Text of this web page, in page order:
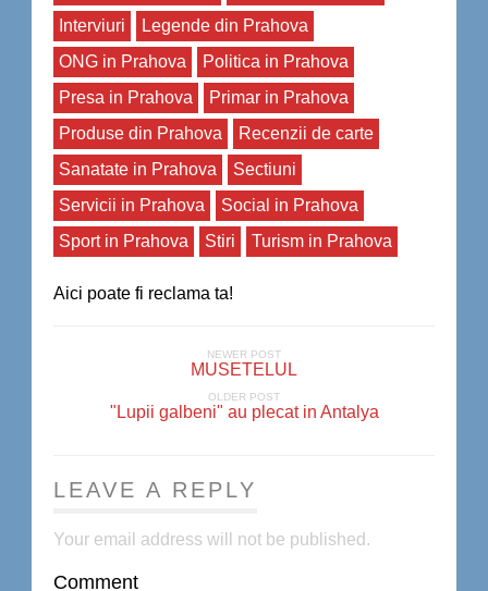
Interviuri
Legende din Prahova
ONG in Prahova
Politica in Prahova
Presa in Prahova
Primar in Prahova
Produse din Prahova
Recenzii de carte
Sanatate in Prahova
Sectiuni
Servicii in Prahova
Social in Prahova
Sport in Prahova
Stiri Turism in Prahova
Aici poate fi reclama ta!
NEWER POST
MUSETELUL
OLDER POST
"Lupii galbeni" au plecat in Antalya
LEAVE A REPLY
Your email address will not be published.
Comment